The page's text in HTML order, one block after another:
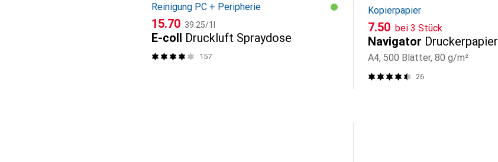
Reinigung PC + Peripherie
CHF
15.70 CHF
39.25/1l
E-coll Druckluft Spraydose
157
Kopierpapier
CHF
7.50 bei 3 Stück
Navigator Druckerpapier
A4, 500 Blätter, 80 g/m²
26